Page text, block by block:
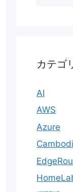
カテゴ
AI
AWS
Azure